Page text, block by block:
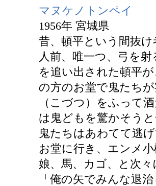
マヌケノトンペイ
1956年 宮城県
昔、頓平という間抜
人前、唯一つ、弓を
を追い出された頓平
の方のお堂で鬼たち
（こづつ）をふって
は鬼どもを驚かそう
鬼たちはあわてて逃
お堂に行き、エンメ
娘、馬、カゴ、と次
「俺の矢でみんな退